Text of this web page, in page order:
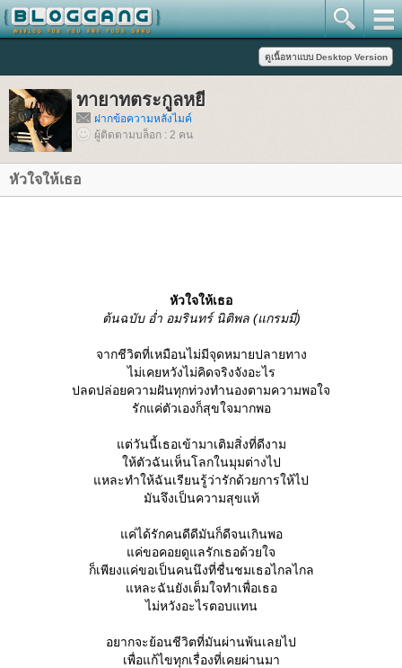
ทายาทตระกูลหยี
ฝากข้อความหลังไมค์
ผู้ติดตามบล็อก : 2 คน
หัวใจให้เธอ
หัวใจให้เธอ
ต้นฉบับ อ่ำ อมรินทร์ นิติพล (แกรมมี่)
จากชีวิตที่เหมือนไม่มีจุดหมายปลายทาง
ไม่เคยหวังไม่คิดจริงจังอะไร
ปลดปล่อยความฝันทุกท่วงทำนองตามความพอใจ
รักแค่ตัวเองก็สุขใจมากพอ
ต่วันนี้เธอเข้ามาเติมสิ่งที่ดีงาม
ห้ตัวฉันเห็นโลกในมุมต่างไป
หละทำให้ฉันเรียนรู้ว่ารักด้วยการให้ไป
มันจึงเป็นความสุขแท้
ค่ได้รักคนดีดีมันก็ดีจนเกินพอ
ค่ขอคอยดูแลรักเธอด้วยใจ
ก็เพียงแค่ขอเป็นคนนึงที่ชื่นชมเธอไกลไกล
หละฉันยังเต็มใจทำเพื่อเธอ
ไม่หวังอะไรตอบแทน
อยากจะย้อนชีวิตที่มันผ่านพ้นเลยไป
เพื่อแก้ไขทุกเรื่องที่เคยผ่านมา